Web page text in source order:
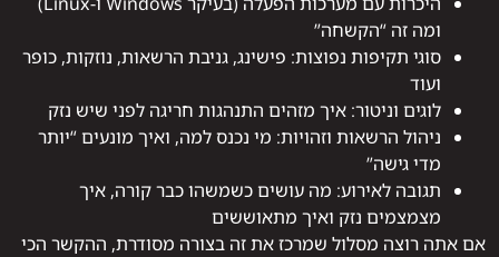
ומה זה “הקשחה”
סוגי תקיפות נפוצות: פישינג, גניבת הרשאות, נוזקות, כופר
ועוד
לוגים וניטור: איך מזהים התנהגות חריגה לפני שיש נזק
ניהול הרשאות וזהויות: מי נכנס למה, ואיך מונעים “יותר
מדי גישה”
תגובה לאירוע: מה עושים כשמשהו כבר קורה, איך
מצמצמים נזק ואיך מתאוששים
אם אתה רוצה מסלול שמרכז את זה בצורה מסודרת, ההקשר הכי